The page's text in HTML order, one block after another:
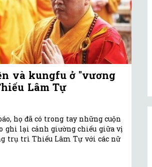
và kungfu ở "vương
Lâm Tự
họ đã có trong tay những cuộn
ghi lại cảnh giường chiếu giữa vị
trụ trì Thiếu Lâm Tự với các nữ